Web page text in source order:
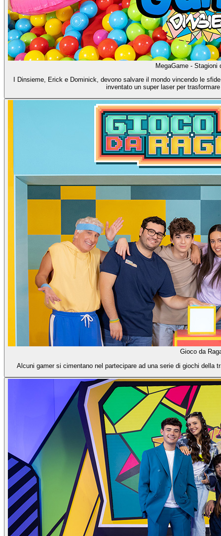
MegaGame - Stagioni
I Dinsieme, Erick e Dominick, devono salvare il mondo vincendo le
inventato un super laser per
Gioco da
Alcuni gamer si cimentano nel partecipare ad una serie di giochi della